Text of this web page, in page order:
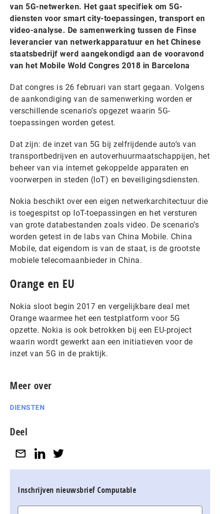
van 5G-netwerken. Het gaat specifiek om 5G-
diensten voor smart city-toepassingen, transport en
video-analyse. De samenwerking tussen de Finse
leverancier van netwerkapparatuur en het Chinese
staatsbedrijf werd aangekondigd aan de vooravond
van het Mobile Wold Congres 2018 in Barcelona
Dat congres is 26 februari van start gegaan. Volgens
de aankondiging van de samenwerking worden er
verschillende scenario’s opgezet waarin 5G-
toepassingen worden getest.
Dat zijn: de inzet van 5G bij zelfrijdende auto’s van
transportbedrijven en autoverhuurmaatschappijen, het
beheer van via internet gekoppelde apparaten en
voorwerpen in steden (IoT) en beveiligingsdiensten.
Nokia beschikt over een eigen netwerkarchitectuur die
is toegespitst op IoT-toepassingen en het versturen
van grote databestanden zoals video. De scenario’s
worden getest in de labs van China Mobile. China
Mobile, dat eigendom is van de staat, is de grootste
mobiele telecomaanbieder in China.
Orange en EU
Nokia sloot begin 2017 en vergelijkbare deal met
Orange waarmee het een testplatform voor 5G
opzette. Nokia is ook betrokken bij een EU-project
waarin wordt gewerkt aan een initiatieven voor de
inzet van 5G in de praktijk.
Meer over
DIENSTEN
Deel
Inschrijven nieuwsbrief Computable